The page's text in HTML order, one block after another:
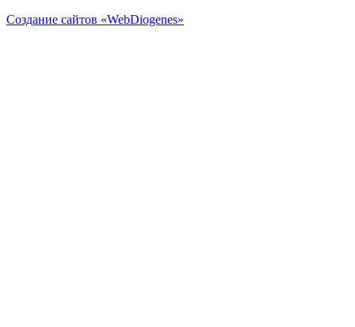
Создание сайтов «WebDiogenes»